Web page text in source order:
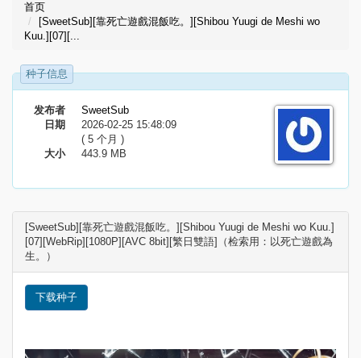
首页
[SweetSub][靠死亡遊戲混飯吃。][Shibou Yuugi de Meshi wo
Kuu.][07][...
种子信息
发布者
SweetSub
日期
2026-02-25 15:48:09
( 5 个月 )
大小
443.9 MB
[SweetSub][靠死亡遊戲混飯吃。][Shibou Yuugi de Meshi wo Kuu.]
[07][WebRip][1080P][AVC 8bit][繁日雙語]（检索用：以死亡遊戲為
生。）
下载种子